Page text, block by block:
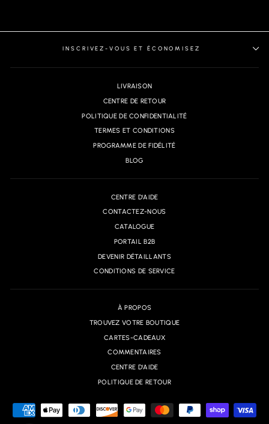
INSCRIVEZ-VOUS ET ÉCONOMISEZ
LIVRAISON
CENTRE DE RETOUR
POLITIQUE DE CONFIDENTIALITÉ
TERMES ET CONDITIONS
PROGRAMME DE FIDÉLITÉ
BLOG
CENTRE D'AIDE
CONTACTEZ-NOUS
CATALOGUE
PORTAIL B2B
DEVENIR DÉTAILLANTS
CONDITIONS DE SERVICE
À PROPOS
TROUVEZ VOTRE BOUTIQUE
CARTES-CADEAUX
COMMENTAIRES
CENTRE D'AIDE
POLITIQUE DE RETOUR